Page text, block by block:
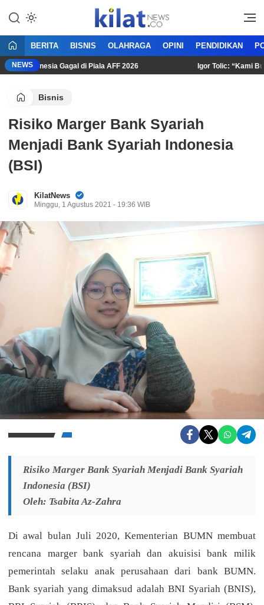
KilatNews.co
Mencerdaskan Anak Bangsa
BERITA BISNIS OLAHRAGA OPINI PENDIDIKAN
NEWS Gagal di Piala AFF 2026 Igor Tolic: “Kami Butuh
Bisnis
Risiko Marger Bank Syariah
Menjadi Bank Syariah Indonesia
(BSI)
KilatNews
Minggu, 1 Agustus 2021 - 19:36 WIB
Risiko Marger Bank Syariah Menjadi Bank Syariah
Indonesia (BSI)
Oleh: Tsabita Az-Zahra
Di awal bulan Juli 2020, Kementerian BUMN membuat
rencana marger bank syariah dan akuisisi bank milik
pemerintah selaku anak perusahaan dari bank BUMN.
Bank syariah yang dimaksud adalah BNI Syariah (BNIS),